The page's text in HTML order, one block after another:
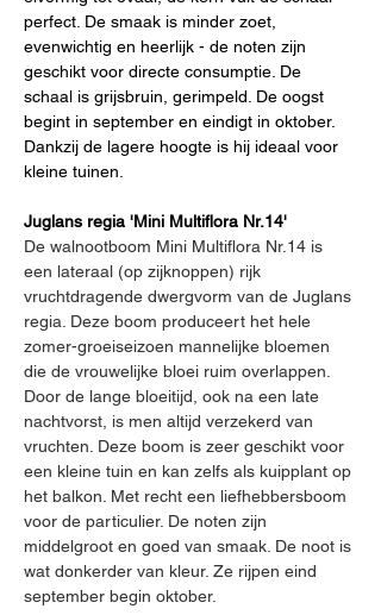
perfect. De smaak is minder zoet,
evenwichtig en heerlijk - de noten zijn
geschikt voor directe consumptie. De
schaal is grijsbruin, gerimpeld. De oogst
begint in september en eindigt in oktober.
Dankzij de lagere hoogte is hij ideaal voor
kleine tuinen.
Juglans regia 'Mini Multiflora Nr.14'
De walnootboom Mini Multiflora Nr.14 is
een lateraal (op zijknoppen) rijk
vruchtdragende dwergvorm van de Juglans
regia. Deze boom produceert het hele
zomer-groeiseizoen mannelijke bloemen
die de vrouwelijke bloei ruim overlappen.
Door de lange bloeitijd, ook na een late
nachtvorst, is men altijd verzekerd van
vruchten. Deze boom is zeer geschikt voor
een kleine tuin en kan zelfs als kuipplant op
het balkon. Met recht een liefhebbersboom
voor de particulier. De noten zijn
middelgroot en goed van smaak. De noot is
wat donkerder van kleur. Ze rijpen eind
september begin oktober.